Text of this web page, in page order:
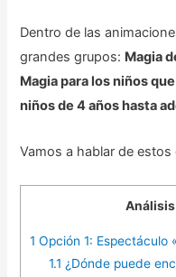
Dentro de las
grandes grupos: Magia
Magia para los niños
niños de 4 años hasta
Vamos a hablar de
1 Opción 1: Espectáculo
1.1 ¿Dónde puede